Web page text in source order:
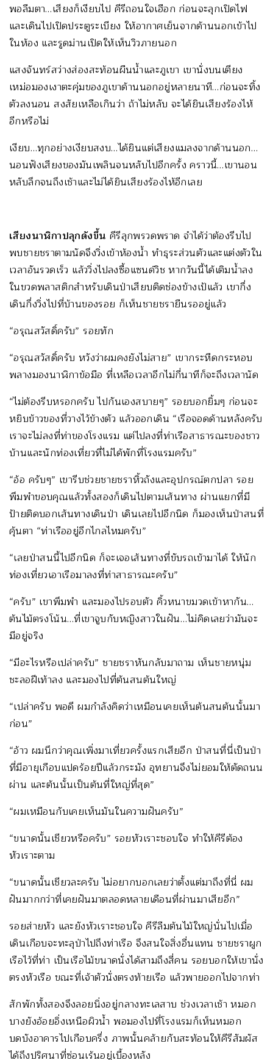
พอลืมตา…เสียงก็เงียบไป คีรีถอนใจเฮือก ก่อนจะลุกเปิดไฟ
และเดินไปเปิดประตูระเบียง ให้อากาศเย็นจากด้านนอกเข้าไป
ในห้อง และรูดม่านเปิดให้เห็นวิวภายนอก
แสงจันทร์สว่างส่องสะท้อนผืนน้ำและภูเขา เขานั่งบนเตียง
เหม่อมองเงาตะคุ่มของภูเขาด้านนอกอยู่หลายนาที…ก่อนจะทิ้ง
ตัวลงนอน สงสัยเหลือเกินว่า ถ้าไม่หลับ จะได้ยินเสียงร้องไห้
อีกหรือไม่
เงียบ…ทุกอย่างเงียบสงบ…ได้ยินแต่เสียงแมลงจากด้านนอก…
นอนฟังเสียงของมันเพลินจนหลับไปอีกครั้ง คราวนี้…เขานอน
หลับลึกจนถึงเช้าและไม่ได้ยินเสียงร้องไห้อีกเลย
เสียงนาฬิกาปลุกดังขึ้น คีรีลุกพรวดพราด จำได้ว่าต้องรีบไป
พบชายชราตามนัดจึงวิ่งเข้าห้องน้ำ ทำธุระส่วนตัวและแต่งตัวใน
เวลาอันรวดเร็ว แล้ววิ่งไปลงซื้อแซนด์วิช หากวันนี้ได้เติมน้ำลง
ในขวดพลาสติกสำหรับเดินป่าเสียบติดช่องข้างเป้แล้ว เขากึ่ง
เดินกึ่งวิ่งไปที่บ้านของรอย ก็เห็นชายชรายืนรออยู่แล้ว
“อรุณสวัสดิ์ครับ” รอยทัก
“อรุณสวัสดิ์ครับ หวังว่าผมคงยังไม่สาย” เขากระหืดกระหอบ
พลางมองนาฬิกาข้อมือ ที่เหลือเวลาอีกไม่กี่นาทีก็จะถึงเวลานัด
“ไม่ต้องรีบหรอกครับ ไปกันเองสบายๆ” รอยบอกยิ้มๆ ก่อนจะ
หยิบข้าวของที่วางไว้ข้างตัว แล้วออกเดิน “เรือจอดด้านหลังครับ
เราจะไม่ลงที่ท่าของโรงแรม แต่ไปลงที่ท่าเรือสาธารณะของชาว
บ้านและนักท่องเที่ยวที่ไม่ได้พักที่โรงแรมครับ”
“อ้อ ครับๆ” เขารีบช่วยชายชราหิ้วถังและอุปกรณ์ตกปลา รอย
พึมพำขอบคุณแล้วทั้งสองก็เดินไปตามเส้นทาง ผ่านแยกที่มี
ป้ายติดบอกเส้นทางเดินป่า เดินเลยไปอีกนิด ก็มองเห็นป่าสนที่
คุ้นตา “ท่าเรืออยู่อีกไกลไหมครับ”
“เลยป่าสนนี้ไปอีกนิด ก็จะเจอเส้นทางที่ขับรถเข้ามาได้ ให้นัก
ท่องเที่ยวเอาเรือมาลงที่ท่าสาธารณะครับ”
“ครับ” เขาพึมพำ และมองไปรอบตัว คิ้วหนาขมวดเข้าหากัน…
ต้นไม้ตรงโน้น…ที่เขาจูบกับหญิงสาวในฝัน…ไม่คิดเลยว่ามันจะ
มีอยู่จริง
“มีอะไรหรือเปล่าครับ” ชายชราหันกลับมาถาม เห็นชายหนุ่ม
ชะลอฝีเท้าลง และมองไปที่ต้นสนต้นใหญ่
“เปล่าครับ พอดี ผมกำลังคิดว่าเหมือนเคยเห็นต้นสนต้นนั้นมา
ก่อน”
“อ้าว ผมนึกว่าคุณเพิ่งมาเที่ยวครั้งแรกเสียอีก ป่าสนที่นี่เป็นป่า
ที่มีอายุเกือบแปดร้อยปีแล้วกระมัง อุทยานจึงไม่ยอมให้ตัดถนน
ผ่าน และต้นนั้นเป็นต้นที่ใหญ่ที่สุด”
“ผมเหมือนกับเคยเห็นมันในความฝันครับ”
“ขนาดนั้นเชียวหรือครับ” รอยหัวเราะชอบใจ ทำให้คีรีต้อง
หัวเราะตาม
“ขนาดนั้นเชียวละครับ ไม่อยากบอกเลยว่าตั้งแต่มาถึงที่นี่ ผม
ฝันมากกว่าที่เคยฝันมาตลอดหลายเดือนที่ผ่านมาเสียอีก”
รอยส่ายหัว และยังหัวเราะชอบใจ คีรีลืมต้นไม้ใหญ่นั่นไปเมื่อ
เดินเกือบจะทะลุป่าไปถึงท่าเรือ จึงสนใจสิ่งอื่นแทน ชายชราผูก
เรือไว้ที่ท่า เป็นเรือไม้ขนาดนั่งได้สามถึงสี่คน รอยบอกให้เขานั่ง
ตรงหัวเรือ ขณะที่เจ้าตัวนั่งตรงท้ายเรือ แล้วพายออกไปจากท่า
สักพักทั้งสองจึงลอยนิ่งอยู่กลางทะเลสาบ ช่วงเวลาเช้า หมอก
บางยังอ้อยอิ่งเหนือผิวน้ำ พอมองไปที่โรงแรมก็เห็นหมอก
บดบังอาคารไปเกือบครึ่ง ภาพนั้นคล้ายกับสะท้อนให้คีรีสัมผัส
ได้ถึงปริศนาที่ซ่อนเร้นอยู่เบื้องหลัง